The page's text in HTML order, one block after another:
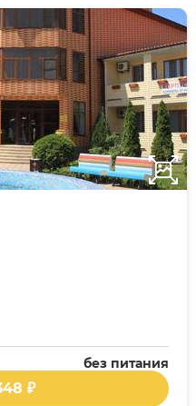
без питания
₽